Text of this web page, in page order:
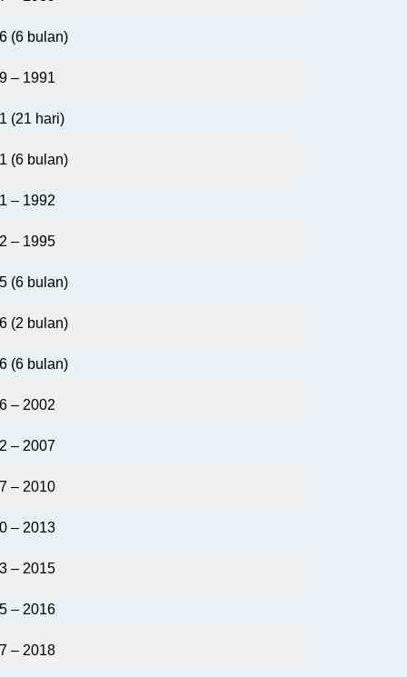
(6 bulan)
– 1991
(21 hari)
(6 bulan)
– 1992
– 1995
(6 bulan)
(2 bulan)
(6 bulan)
– 2002
– 2007
– 2010
– 2013
– 2015
– 2016
– 2018